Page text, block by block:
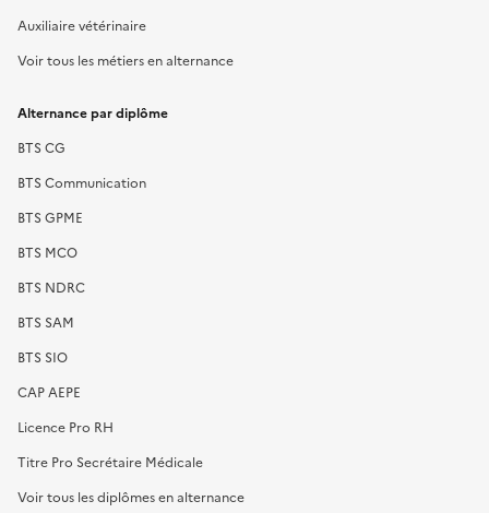
Auxiliaire vétérinaire
Voir tous les métiers en alternance
Alternance par diplôme
BTS CG
BTS Communication
BTS GPME
BTS MCO
BTS NDRC
BTS SAM
BTS SIO
CAP AEPE
Licence Pro RH
Titre Pro Secrétaire Médicale
Voir tous les diplômes en alternance